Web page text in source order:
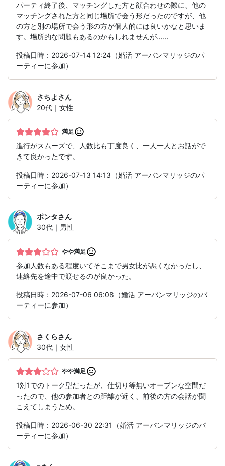
パーティ終了後、マッチングした方と顔合わせの際に、他の
マッチングされた方と同じ場所で会う形だったのですが、他
の方と別の場所で会う形の方が個人的には良いかなと思いま
す。場所的な問題もあるのかもしれませんが……
投稿日時：2026-07-14 12:24（婚活 アーバンマリッジのパ
ーティーに参加）
さちよさん
20代｜女性
満足
進行がスムーズで、人数比も丁度良く、一人一人とお話がで
きて良かったです。
投稿日時：2026-07-13 14:13（婚活 アーバンマリッジのパ
ーティーに参加）
ポンタさん
30代｜男性
やや満足
参加人数もある程度いてそこまで男女比が悪くなかったし、
連絡先を途中で渡せるのが良かった。
投稿日時：2026-07-06 06:08（婚活 アーバンマリッジのパ
ーティーに参加）
さくらさん
30代｜女性
やや満足
1対1でのトーク型だったが、仕切り等無いオープンな空間だ
ったので、他の参加者との距離が近く、前後の方の会話が聞
こえてしまうため。
投稿日時：2026-06-30 22:31（婚活 アーバンマリッジのパ
ーティーに参加）